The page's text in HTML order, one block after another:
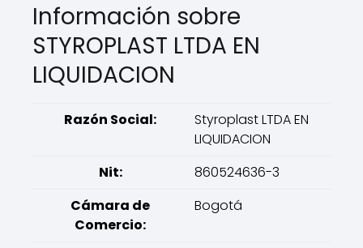
Información sobre
STYROPLAST LTDA EN
LIQUIDACION
Razón Social:
Styroplast LTDA EN
LIQUIDACION
Nit:
860524636-3
Cámara de
Comercio:
Bogotá